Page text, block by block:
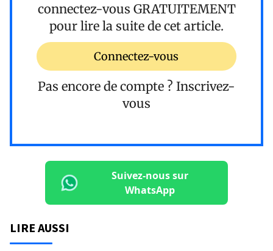
connectez-vous GRATUITEMENT
pour lire la suite de cet article.
Connectez-vous
Pas encore de compte ? Inscrivez-
vous
Suivez-nous sur
WhatsApp
LIRE AUSSI